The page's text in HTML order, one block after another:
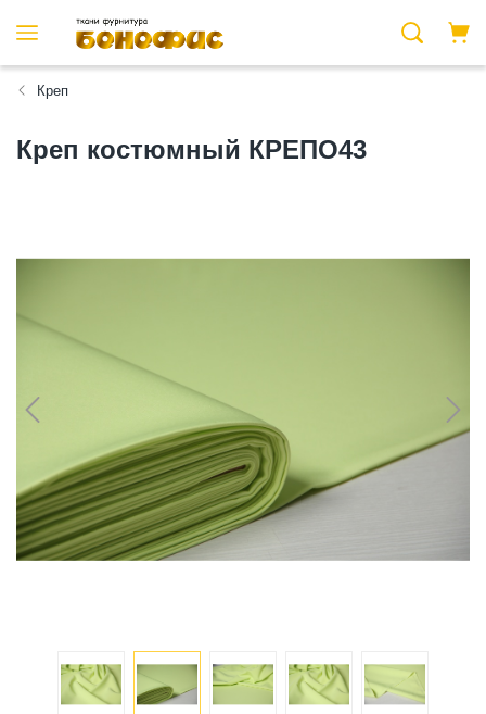
Креп
Креп костюмный КРЕПО43